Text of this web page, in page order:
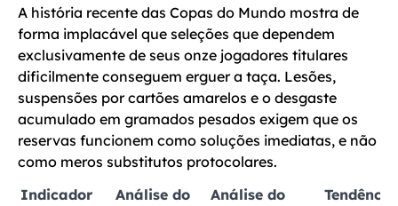
A história recente das Copas do Mundo mostra de
forma implacável que seleções que dependem
exclusivamente de seus onze jogadores titulares
dificilmente conseguem erguer a taça. Lesões,
suspensões por cartões amarelos e o desgaste
acumulado em gramados pesados exigem que os
reservas funcionem como soluções imediatas, e não
como meros substitutos protocolares.
Indicador
Análise do
Análise do